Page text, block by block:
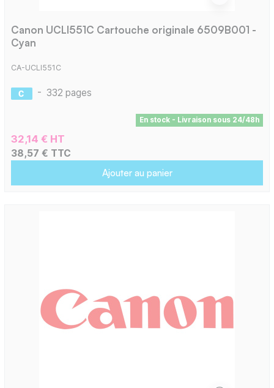
Canon UCLI551C Cartouche originale 6509B001 -
Cyan
CA-UCLI551C
- 332 pages
En stock - Livraison sous 24/48h
32,14 € HT
38,57 € TTC
Ajouter au panier